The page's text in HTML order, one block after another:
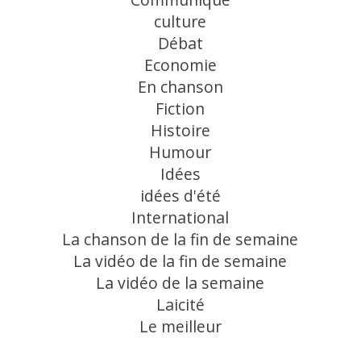
culture
Débat
Economie
En chanson
Fiction
Histoire
Humour
Idées
idées d'été
International
La chanson de la fin de semaine
La vidéo de la fin de semaine
La vidéo de la semaine
Laicité
Le meilleur